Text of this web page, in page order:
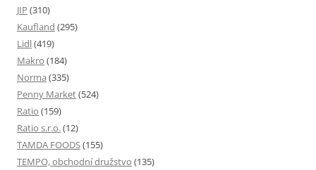
JIP (310)
Kaufland (295)
Lidl(419)
Makro (184)
Norma (335)
Penny Market(524)
Ratio (159)
Ratio s.r.o.(12)
TAMDA FOODS(155)
TEMPO, obchodní družstvo (135)